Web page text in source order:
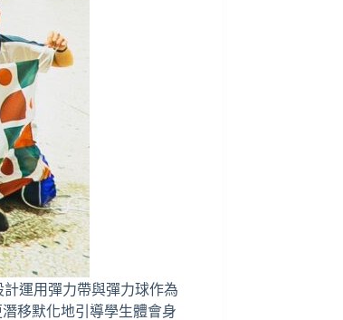
運用彈力帶與彈力球作為
移默化地引導學生體會身